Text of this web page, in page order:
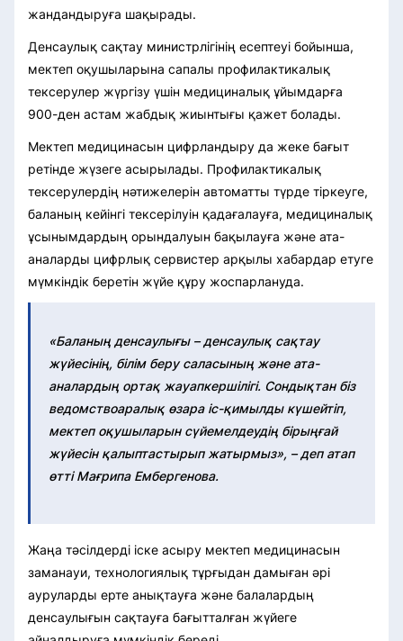
жандандыруға шақырады.
Денсаулық сақтау министрлігінің есептеуі бойынша,
мектеп оқушыларына сапалы профилактикалық
тексерулер жүргізу үшін медициналық ұйымдарға
900-ден астам жабдық жиынтығы қажет болады.
Мектеп медицинасын цифрландыру да жеке бағыт
ретінде жүзеге асырылады. Профилактикалық
тексерулердің нәтижелерін автоматты түрде тіркеуге,
баланың кейінгі тексерілуін қадағалауға, медициналық
ұсынымдардың орындалуын бақылауға және ата-
аналарды цифрлық сервистер арқылы хабардар етуге
мүмкіндік беретін жүйе құру жоспарлануда.
«Баланың денсаулығы – денсаулық сақтау
жүйесінің, білім беру саласының және ата-
аналардың ортақ жауапкершілігі. Сондықтан біз
ведомствоаралық өзара іс-қимылды күшейтіп,
мектеп оқушыларын сүйемелдеудің бірыңғай
жүйесін қалыптастырып жатырмыз», – деп атап
өтті Мағрипа Ембергенова.
Жаңа тәсілдерді іске асыру мектеп медицинасын
заманауи, технологиялық тұрғыдан дамыған әрі
ауруларды ерте анықтауға және балалардың
денсаулығын сақтауға бағытталған жүйеге